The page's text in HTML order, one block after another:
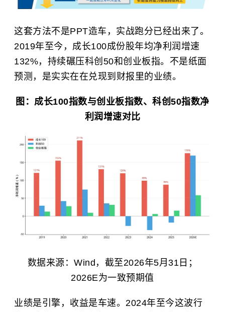
这套方法不是PPT造车，实战跑分已经出来了。
2019年至今，成长100成份股年均净利润增速
132%，持续碾压科创50和创业板指。不是纸面
预测，是实实在在兑现到财报里的业绩。
图：成长100指数与创业板指数、科创50指数净
利润增速对比
数据来源：Wind，截至2026年5月31日；
2026E为一致预期值
业绩是引擎，收益是车速。2024年至今这波行